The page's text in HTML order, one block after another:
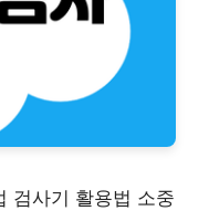
검사기 활용법 소중